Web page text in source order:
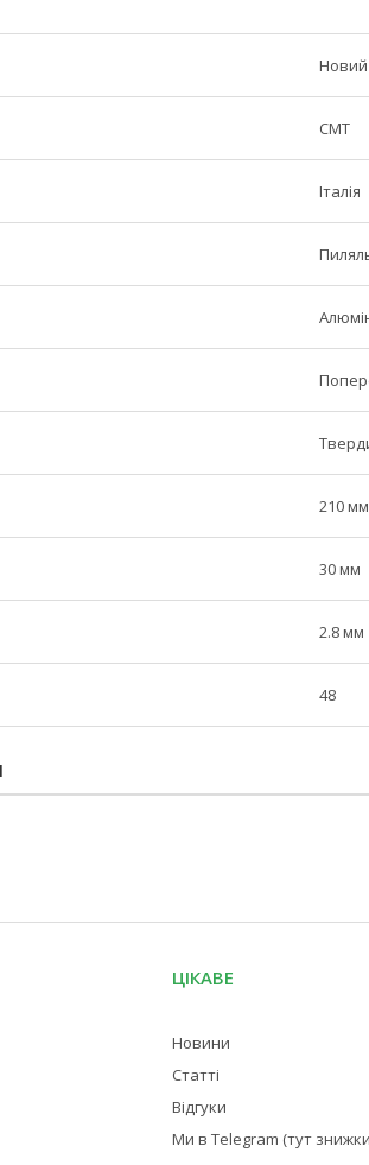
Новий
СМТ
Італія
210 мм
30 мм
2.8 мм
48
ЦІКАВЕ
Новини
Статті
Відгуки
Ми в Telegram (тут